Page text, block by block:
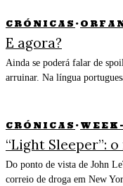
CRÓNICAS ·
E agora?
Ainda se poderá falar de
arruinar. Na língua
CRÓNICAS ·
“Light Sleeper”:
Do ponto de vista de John
correio de droga em New